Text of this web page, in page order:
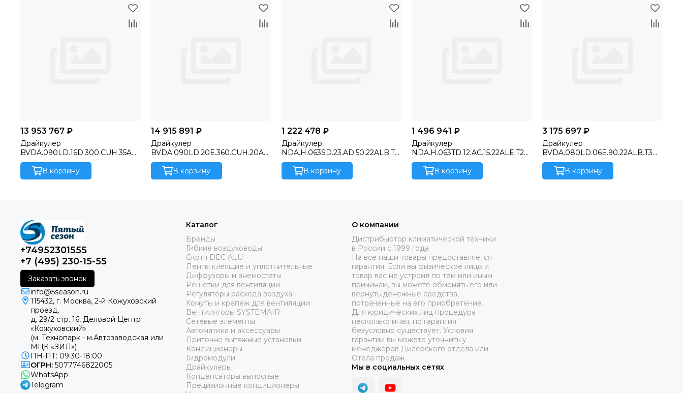
13 953 767 ₽
Драйкулер
BVDA.090LD.16D.300.CUH.35AL
E.T3H (Терма Россия), Шкаф с
плавным управлением (ЧП)
иподогревом ( диапазон работы
В корзину
14 915 891 ₽
Драйкулер
BVDA.090LD.20E.360.CUH.20AL
E.T3H ТР-120108 (Терма,
Россия).T3H ‐ Шкаф с плавным
управлением (ЧП) иподогревом
В корзину
1 222 478 ₽
Драйкулер
NDA.H.063SD.23.AD.50.22ALB.T3
H ‐ Шкаф с плавным
управлением (ЧП) иподогревом
( диапазон работы ‐30/40 °С)
В корзину
1 496 941 ₽
Драйкулер
NDA.H.063TD.12.AC.15.22ALE.T2H
(Терма Россия), .T2H ‐ Шкаф с
дискретным управлением и
подогревом ( диапазон работы ‐
В корзину
3 175 697 ₽
Драйкулер
BVDA.080LD.06E.90.22ALB.T3H
.T3H ‐ Шкаф с плавным
управлением (ЧП) иподогревом
( диапазон работы ‐30/40 °С)
В корзину
+74952301555
+7 (495) 230-15-55
Заказать звонок
info@5season.ru
115432, г. Москва, 2-й Кожуховский
проезд,
д. 29/2 стр. 16, Деловой Центр
«Кожуховский»
(м. Технопарк - м.Автозаводская или
МЦК «ЗИЛ»)
ПН-ПТ: 09:30-18:00
ОГРН: 5077746822005
WhatsApp
Telegram
Каталог
Бренды
Гибкие воздуховоды
Скотч DEC ALU
Ленты клеящие и уплотнительные
Диффузоры и анемостаты
Решетки для вентиляции
Регуляторы расхода воздуха
Хомуты и крепеж для вентиляции
Вентиляторы SYSTEMAIR
Сетевые элементы
Автоматика и аксессуары
Приточно-вытяжные установки
Кондиционеры
Гидромодули
Драйкулеры
Конденсаторы выносные
Прецизионные кондиционеры
О компании
Дистрибьютор климатической техники
в России с 1999 года
На все наши товары предоставляется
гарантия. Если вы физическое лицо и
товар вас не устроил по тем или иным
причинам, вы можете обменять его или
вернуть денежные средства,
потраченные на его приобретение.
Для юридических лиц процедура
несколько иная, но гарантия
безусловно существует. Условия
гарантии вы можете уточнить у
менеджеров Дилерского отдела или
Отела продаж.
Мы в социальных сетях